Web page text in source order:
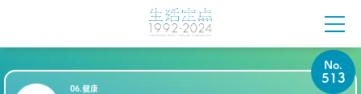
–日経クロストレンド 連載㉒–
生活総研 上席研究員/コピーライター
2022.02.03
06.健康
No.
513